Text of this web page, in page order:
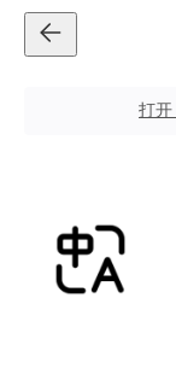
打开